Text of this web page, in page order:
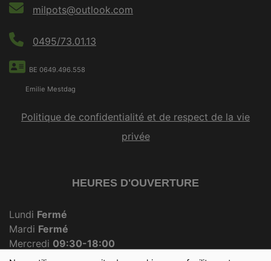
milpots@outlook.com
0495/73.01.13
BE 0649.496.558
Emilie Mestdag
Politique de confidentialité et de respect de la vie
privée
HEURES D'OUVERTURE
Lundi Fermé
Mardi Fermé
Mercredi 09:30-18:00
Jeudi
Fermé